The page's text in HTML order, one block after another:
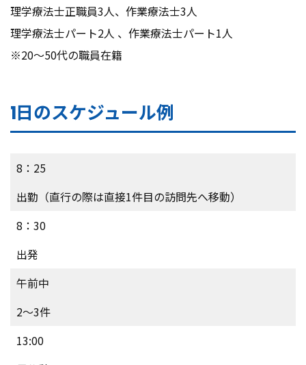
理学療法士正職員3人、作業療法士3人
理学療法士パート2人 、作業療法士パート1人
※20～50代の職員在籍
1日のスケジュール例
8：25
出勤（直行の際は直接1件目の訪問先へ移動）
8：30
出発
午前中
2～3件
13:00